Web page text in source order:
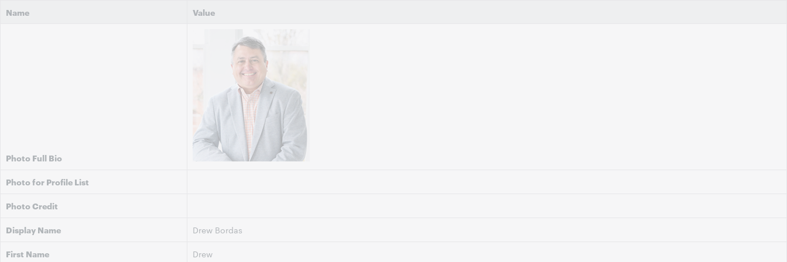
Name Value
Photo Full Bio
Photo for Profile List
Photo Credit
Display Name Drew Bordas
First Name Drew